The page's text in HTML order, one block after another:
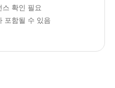
확인 필요
포함될 수 있음